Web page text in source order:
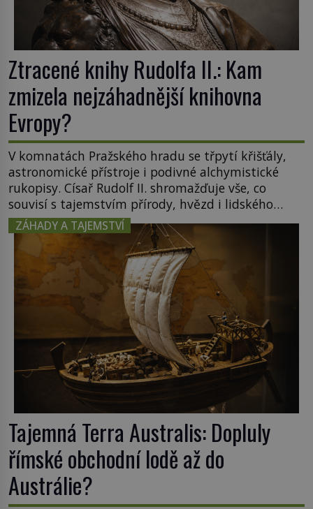
Ztracené knihy Rudolfa II.: Kam
zmizela nejzáhadnější knihovna
Evropy?
V komnatách Pražského hradu se třpytí křišťály,
astronomické přístroje i podivné alchymistické
rukopisy. Císař Rudolf II. shromažďuje vše, co
souvisí s tajemstvím přírody, hvězd i lidského
poznání. Jenže po jeho smrti se jeho slavné sbírky
začínají rozpadat a část z nich mizí navždy. Kdo
odnesl nejvzácnější knihy? A existují ještě někde
zapomenuté rukopisy, které nikdo […]
ZÁHADY A TAJEMSTVÍ
Tajemná Terra Australis: Dopluly
římské obchodní lodě až do
Austrálie?